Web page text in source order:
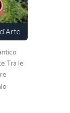
Tra le